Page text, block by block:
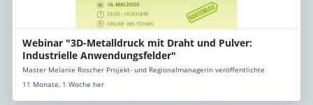
Webinar "3D-Metalldruck mit Draht und Pulver:
Industrielle Anwendungsfelder"
Master Melanie Roscher Projekt- und Regionalmanagerin veröffentlichte
11 Monate, 1 Woche her